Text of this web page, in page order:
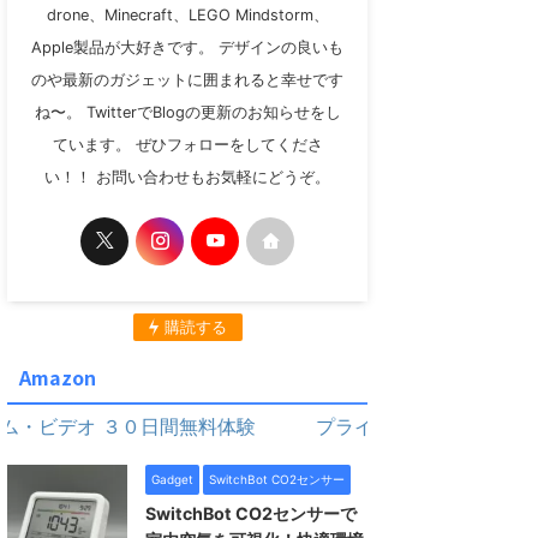
drone、Minecraft、LEGO Mindstorm、
Apple製品が大好きです。 デザインの良いも
のや最新のガジェットに囲まれると幸せです
ね〜。 TwitterでBlogの更新のお知らせをし
ています。 ぜひフォローをしてくださ
い！！ お問い合わせもお気軽にどうぞ。
購読する
Amazon
オ ３０日間無料体験 プライム・ビデオ ３０日間無料
Gadget SwitchBot CO2センサー
SwitchBot CO2センサーで